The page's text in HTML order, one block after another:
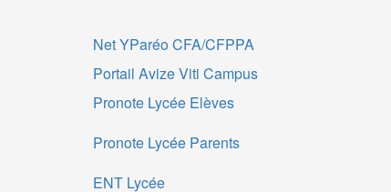
Net YParéo CFA/CFPPA
Portail Avize Viti Campus
Pronote Lycée Elèves
Pronote Lycée Parents
ENT Lycée